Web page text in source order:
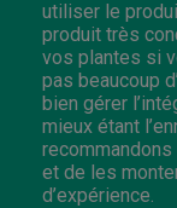
utiliser le
produit très
vos plantes si
pas beaucoup
bien gérer
mieux étant
et de les
d’expérience.